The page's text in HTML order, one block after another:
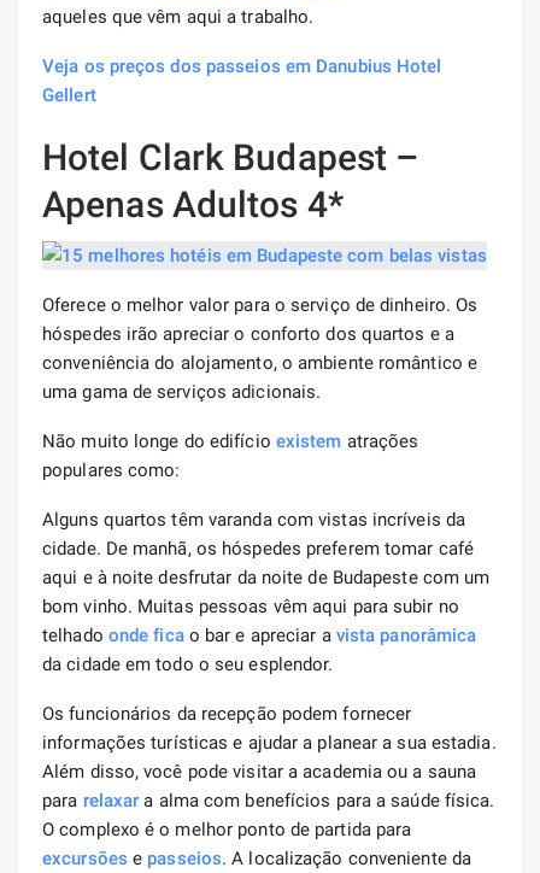
aqueles que vêm aqui a trabalho.
Veja os preços dos passeios em Danubius Hotel
Gellert
Hotel Clark Budapest –
Apenas Adultos 4*
Oferece o melhor valor para o serviço de dinheiro. Os
hóspedes irão apreciar o conforto dos quartos e a
conveniência do alojamento, o ambiente romântico e
uma gama de serviços adicionais.
Não muito longe do edifício existem atrações
populares como:
Alguns quartos têm varanda com vistas incríveis da
cidade. De manhã, os hóspedes preferem tomar café
aqui e à noite desfrutar da noite de Budapeste com um
bom vinho. Muitas pessoas vêm aqui para subir no
telhado onde ficao bar e apreciar a vista panorâmica
da cidade em todo o seu esplendor.
Os funcionários da recepção podem fornecer
informações turísticas e ajudar a planear a sua estadia.
Além disso, você pode visitar a academia ou a sauna
para relaxar a alma com benefícios para a saúde física.
O complexo é o melhor ponto de partida para
excursões e passeios. A localização conveniente da